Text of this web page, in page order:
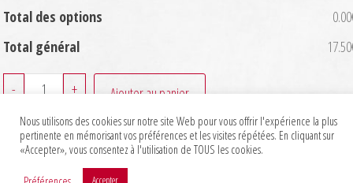
Total des options
Total général
-
quantité
Parma
+ Ajouter au panier
Nous utilisons des cookies sur notre site Web pour vous offrir l'expérience la plus
pertinente en mémorisant vos préférences et les visites répétées. En cliquant sur
«Accepter», vous consentez à l'utilisation de TOUS les cookies.
Accepter